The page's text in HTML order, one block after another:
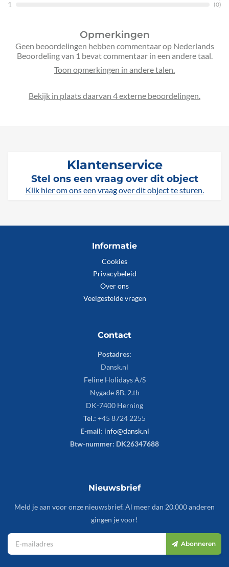
1 (0)
Opmerkingen
Geen beoordelingen hebben commentaar op Nederlands
Beoordeling van 1 bevat commentaar in een andere taal.
Bekijk in plaats daarvan 4 externe beoordelingen.
Klantenservice
Stel ons een vraag over dit object
Klik hier om ons een vraag over dit object te sturen.
Informatie
Cookies
Privacybeleid
Over ons
Veelgestelde vragen
Contact
Postadres:
Dansk.nl
Feline Holidays A/S
Nygade 8B, 2.th
DK-7400 Herning
Tel.: +45 8724 2255
E-mail: info@dansk.nl
Btw-nummer: DK26347688
Nieuwsbrief
Meld je aan voor onze nieuwsbrief. Al meer dan 20.000 anderen
gingen je voor!
Abonneren